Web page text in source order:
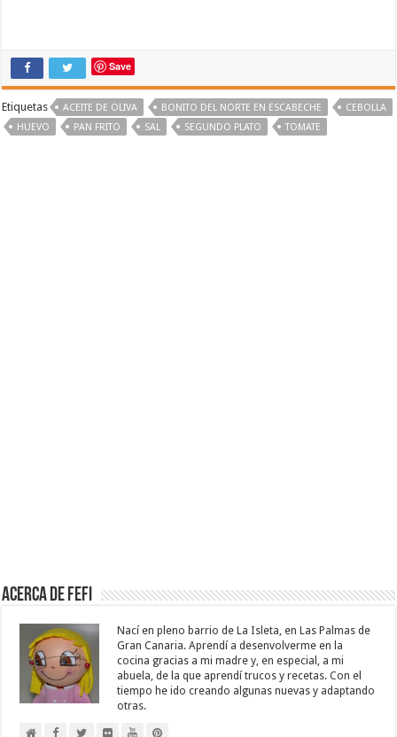
Save
Etiquetas ACEITE DE OLIVA BONITO DEL NORTE EN ESCABECHE
CEBOLLA
HUEVO
PAN FRITO SAL SEGUNDO PLATO TOMATE
Acerca de Fefi
Nací en pleno barrio de La Isleta, en Las Palmas de
Gran Canaria. Aprendí a desenvolverme en la
cocina gracias a mi madre y, en especial, a mi
abuela, de la que aprendí trucos y recetas. Con el
tiempo he ido creando algunas nuevas y adaptando
otras.